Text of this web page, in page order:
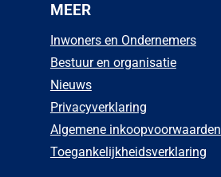
MEER
Inwoners en Ondernemers
Bestuur en organisatie
Nieuws
Privacyverklaring
Algemene inkoopvoorwaarden
Toegankelijkheidsverklaring